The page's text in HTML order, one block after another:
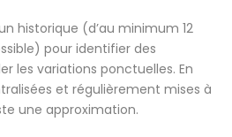
historique (d’au minimum 12
pour identifier des
les variations ponctuelles. En
et régulièrement mises à
une approximation.